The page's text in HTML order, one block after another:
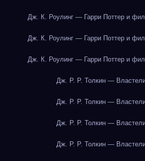
Дж. К. Роулинг — Гарри Поттер и
Дж. К. Роулинг — Гарри Поттер и
Дж. К. Роулинг — Гарри Поттер и
Дж. Р. Р. Толкин —
Дж. Р. Р. Толкин —
Дж. Р. Р. Толкин —
Дж. Р. Р. Толкин —